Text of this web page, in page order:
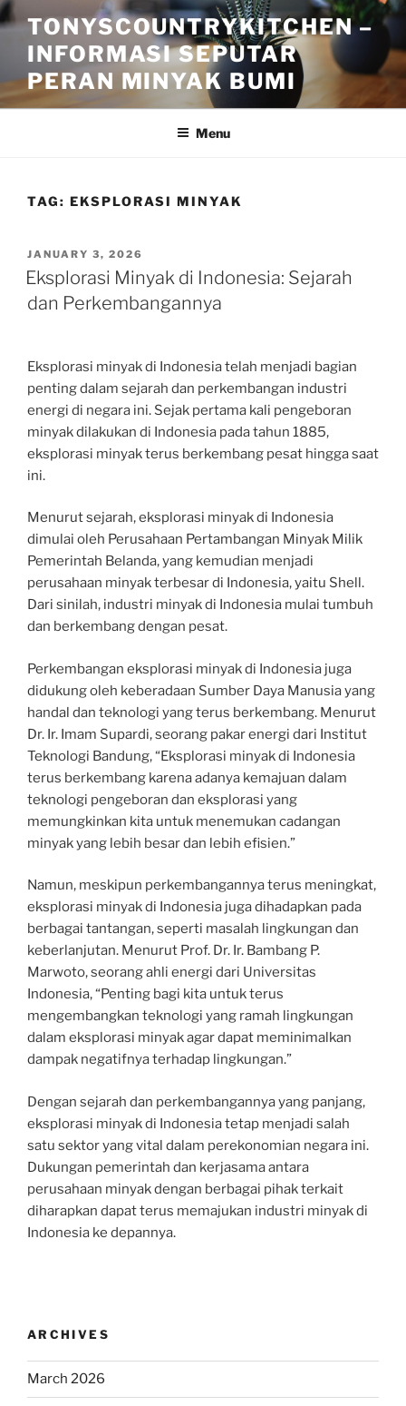
Skip
to
content
TONYSCOUNTRYKITCHEN –
INFORMASI SEPUTAR
PERAN MINYAK BUMI
Menu
TAG: EKSPLORASI MINYAK
POSTED
ON
JANUARY 3, 2026
Eksplorasi Minyak di Indonesia: Sejarah
dan Perkembangannya
Eksplorasi minyak di Indonesia telah menjadi bagian
penting dalam sejarah dan perkembangan industri
energi di negara ini. Sejak pertama kali pengeboran
minyak dilakukan di Indonesia pada tahun 1885,
eksplorasi minyak terus berkembang pesat hingga saat
ini.
Menurut sejarah, eksplorasi minyak di Indonesia
dimulai oleh Perusahaan Pertambangan Minyak Milik
Pemerintah Belanda, yang kemudian menjadi
perusahaan minyak terbesar di Indonesia, yaitu Shell.
Dari sinilah, industri minyak di Indonesia mulai tumbuh
dan berkembang dengan pesat.
Perkembangan eksplorasi minyak di Indonesia juga
didukung oleh keberadaan Sumber Daya Manusia yang
handal dan teknologi yang terus berkembang. Menurut
Dr. Ir. Imam Supardi, seorang pakar energi dari Institut
Teknologi Bandung, “Eksplorasi minyak di Indonesia
terus berkembang karena adanya kemajuan dalam
teknologi pengeboran dan eksplorasi yang
memungkinkan kita untuk menemukan cadangan
minyak yang lebih besar dan lebih efisien.”
Namun, meskipun perkembangannya terus meningkat,
eksplorasi minyak di Indonesia juga dihadapkan pada
berbagai tantangan, seperti masalah lingkungan dan
keberlanjutan. Menurut Prof. Dr. Ir. Bambang P.
Marwoto, seorang ahli energi dari Universitas
Indonesia, “Penting bagi kita untuk terus
mengembangkan teknologi yang ramah lingkungan
dalam eksplorasi minyak agar dapat meminimalkan
dampak negatifnya terhadap lingkungan.”
Dengan sejarah dan perkembangannya yang panjang,
eksplorasi minyak di Indonesia tetap menjadi salah
satu sektor yang vital dalam perekonomian negara ini.
Dukungan pemerintah dan kerjasama antara
perusahaan minyak dengan berbagai pihak terkait
diharapkan dapat terus memajukan industri minyak di
Indonesia ke depannya.
ARCHIVES
March 2026